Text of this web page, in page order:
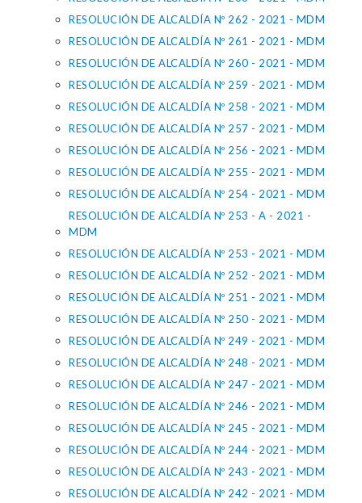
RESOLUCIÓN DE ALCALDÍA Nº 262 - 2021 - MDM
RESOLUCIÓN DE ALCALDÍA Nº 261 - 2021 - MDM
RESOLUCIÓN DE ALCALDÍA Nº 260 - 2021 - MDM
RESOLUCIÓN DE ALCALDÍA Nº 259 - 2021 - MDM
RESOLUCIÓN DE ALCALDÍA Nº 258 - 2021 - MDM
RESOLUCIÓN DE ALCALDÍA Nº 257 - 2021 - MDM
RESOLUCIÓN DE ALCALDÍA Nº 256 - 2021 - MDM
RESOLUCIÓN DE ALCALDÍA Nº 255 - 2021 - MDM
RESOLUCIÓN DE ALCALDÍA Nº 254 - 2021 - MDM
RESOLUCIÓN DE ALCALDÍA Nº 253 - A - 2021 -
MDM
RESOLUCIÓN DE ALCALDÍA Nº 253 - 2021 - MDM
RESOLUCIÓN DE ALCALDÍA Nº 252 - 2021 - MDM
RESOLUCIÓN DE ALCALDÍA Nº 251 - 2021 - MDM
RESOLUCIÓN DE ALCALDÍA Nº 250 - 2021 - MDM
RESOLUCIÓN DE ALCALDÍA Nº 249 - 2021 - MDM
RESOLUCIÓN DE ALCALDÍA Nº 248 - 2021 - MDM
RESOLUCIÓN DE ALCALDÍA Nº 247 - 2021 - MDM
RESOLUCIÓN DE ALCALDÍA Nº 246 - 2021 - MDM
RESOLUCIÓN DE ALCALDÍA Nº 245 - 2021 - MDM
RESOLUCIÓN DE ALCALDÍA Nº 244 - 2021 - MDM
RESOLUCIÓN DE ALCALDÍA Nº 243 - 2021 - MDM
RESOLUCIÓN DE ALCALDÍA Nº 242 - 2021 - MDM